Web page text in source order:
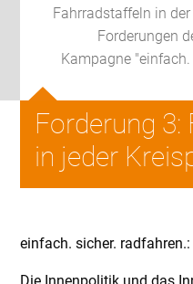
Fahrradstaffeln in
Forderungen
Kampagne
Forderung
in jeder
einfach. sicher. radfahren.: